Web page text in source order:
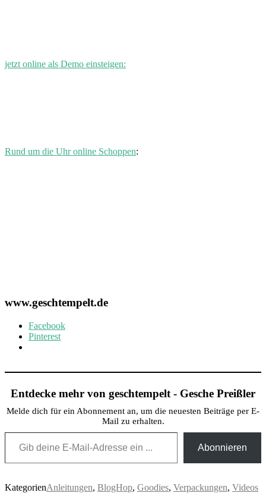
jetzt online als Demo einsteigen:
Rund um die Uhr online Schoppen:
www.geschtempelt.de
Facebook
Pinterest
Entdecke mehr von geschtempelt - Gesche Preißler
Melde dich für ein Abonnement an, um die neuesten Beiträge per E-
Mail zu erhalten.
Gib deine E-Mail-Adresse ein ...
Abonnieren
KategorienAnleitungen, BlogHop, Goodies, Verpackungen, Videos